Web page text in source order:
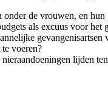
de vrouwen, en
als excuus voor het
voeren?
lijden